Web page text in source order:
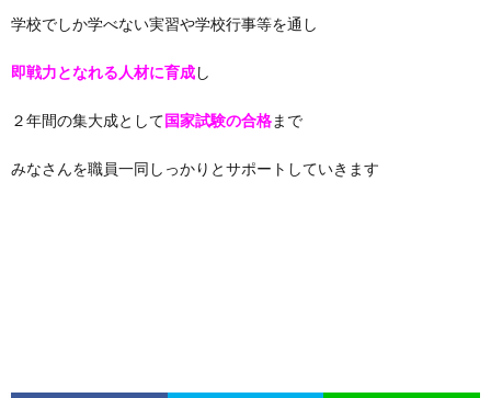
学校でしか学べない実習や学校行事等を通し
即戦力となれる人材に育成し
２年間の集大成として国家試験の合格まで
みなさんを職員一同しっかりとサポートしていきます